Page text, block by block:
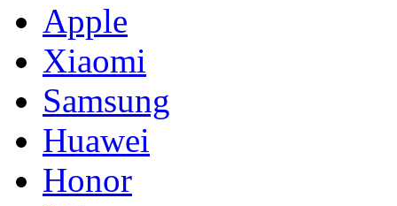
Apple
Xiaomi
Samsung
Huawei
Honor